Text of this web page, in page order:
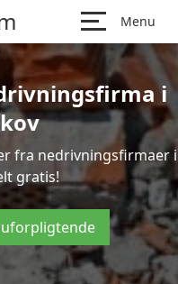
Menu
i
fra nedrivningsfirmaer i
gratis!